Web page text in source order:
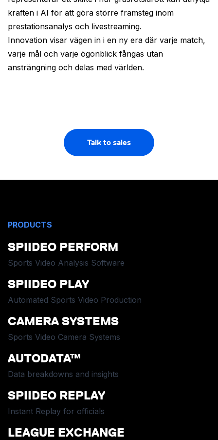
kraften i AI för att göra större framsteg inom
prestationsanalys och livestreaming.
Innovation visar vägen in i en ny era där varje match,
varje mål och varje ögonblick fångas utan
ansträngning och delas med världen.
Talk to sales
PRODUCTS
SPIIDEO PERFORM
Sports Video Analysis Software
SPIIDEO PLAY
Automated Sports Video Production
CAMERA SYSTEMS
Sports Video Camera Systems
AUTODATA™
Data breakdowns and insights
SPIIDEO REPLAY
Instant Replay for officials
LEAGUE EXCHANGE